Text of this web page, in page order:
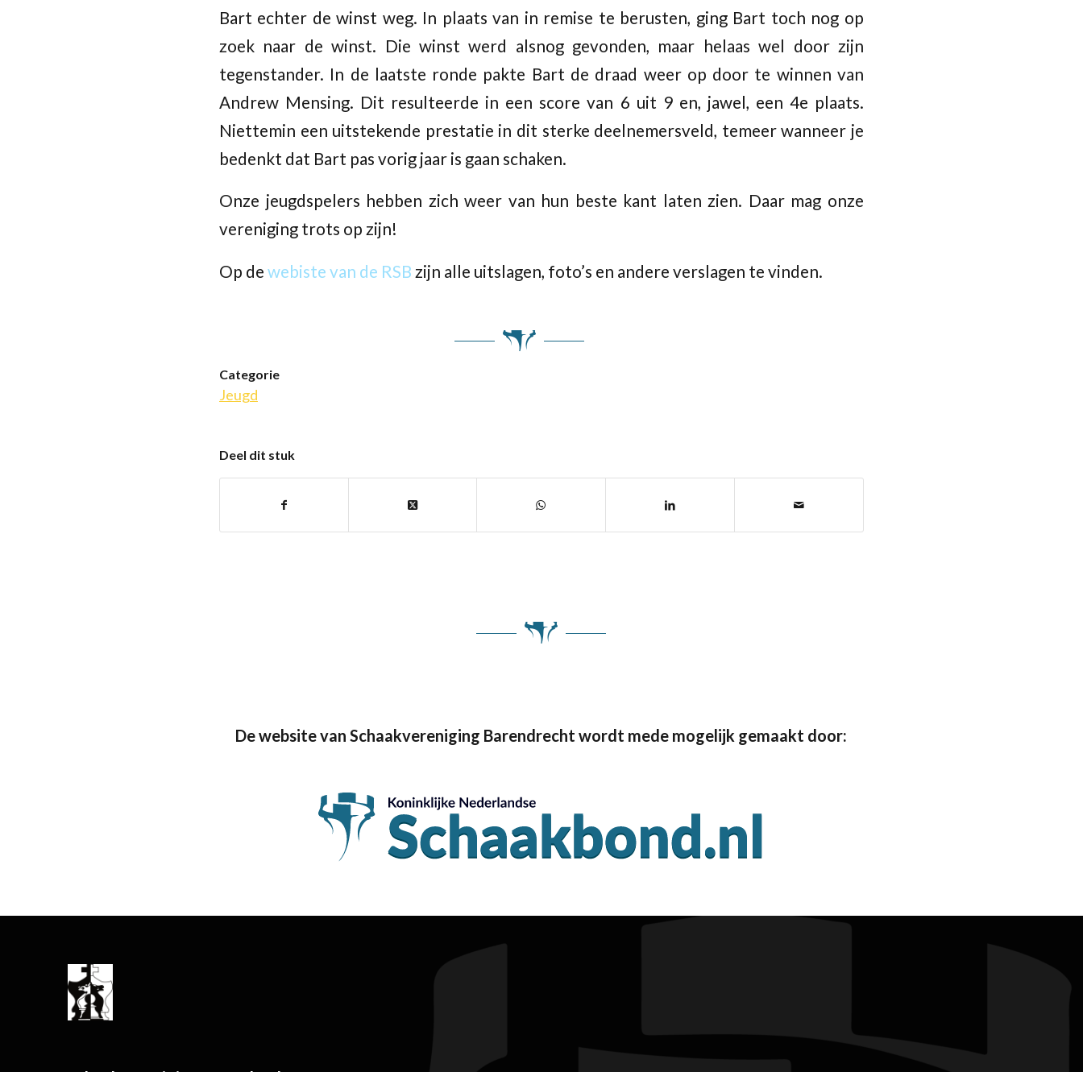
Bart echter de winst weg. In plaats van in remise te berusten, ging Bart toch nog op
zoek naar de winst. Die winst werd alsnog gevonden, maar helaas wel door zijn
tegenstander. In de laatste ronde pakte Bart de draad weer op door te winnen van
Andrew Mensing. Dit resulteerde in een score van 6 uit 9 en, jawel, een 4e plaats.
Niettemin een uitstekende prestatie in dit sterke deelnemersveld, temeer wanneer je
bedenkt dat Bart pas vorig jaar is gaan schaken.
Onze jeugdspelers hebben zich weer van hun beste kant laten zien. Daar mag onze
vereniging trots op zijn!
Op de webiste van de RSB zijn alle uitslagen, foto’s en andere verslagen te vinden.
Categorie
Jeugd
Deel dit stuk
De website van Schaakvereniging Barendrecht wordt mede mogelijk gemaakt door: